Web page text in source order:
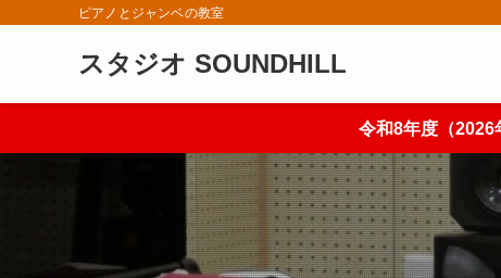
ピアノとジャンベの教室
スタジオ SOUNDHILL
令和8年度（2026